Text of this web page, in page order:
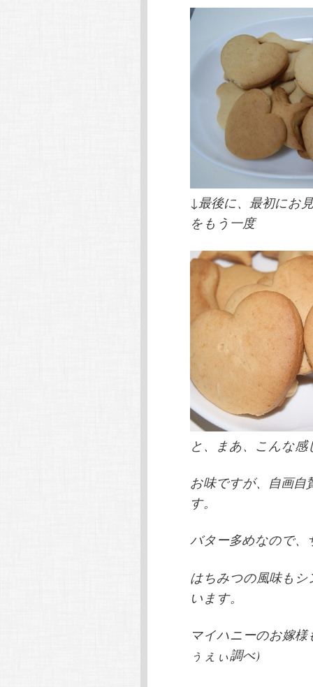
↓最後に、最初にお
をもう一度
と、まあ、こんな感
お味ですが、自画
す。
バター多めなので
はちみつの風味も
います。
マイハニーのお嫁
ぅぇぃ調べ)